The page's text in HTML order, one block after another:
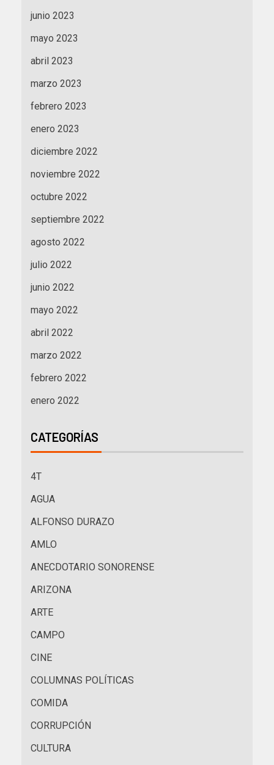
junio 2023
mayo 2023
abril 2023
marzo 2023
febrero 2023
enero 2023
diciembre 2022
noviembre 2022
octubre 2022
septiembre 2022
agosto 2022
julio 2022
junio 2022
mayo 2022
abril 2022
marzo 2022
febrero 2022
enero 2022
CATEGORÍAS
4T
AGUA
ALFONSO DURAZO
AMLO
ANECDOTARIO SONORENSE
ARIZONA
ARTE
CAMPO
CINE
COLUMNAS POLÍTICAS
COMIDA
CORRUPCIÓN
CULTURA